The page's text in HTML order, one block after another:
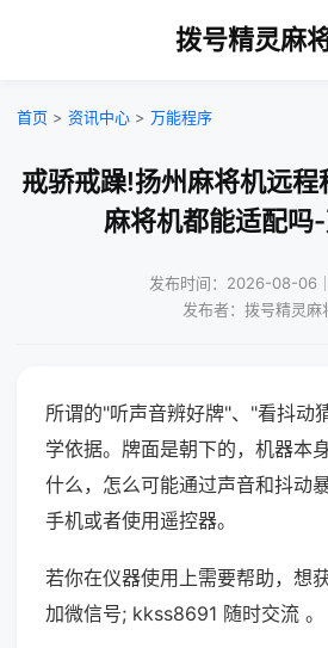
拨号精灵麻
首页 > 资讯中心 > 万能程序
戒骄戒躁!扬州麻将机远程
麻将机都能适配吗
发布时间：2026-08-06
发布者：拨号精灵麻
所谓的"听声音辨好牌"、"看抖动
学依据。牌面是朝下的，机器本
什么，怎么可能通过声音和抖动
手机或者使用遥控器。
若你在仪器使用上需要帮助，想
加微信号; kkss8691 随时交流 。